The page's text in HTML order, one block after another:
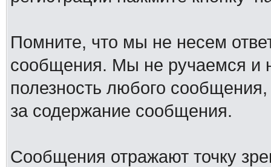
Помните, что мы не несем
сообщения. Мы не ручаемся и
полезность любого
за содержание сообщения.
Сообщения отражают точку